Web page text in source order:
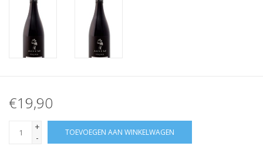
€19,90
+
-
TOEVOEGEN AAN WINKELWAGEN